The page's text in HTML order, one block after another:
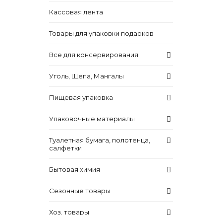
Кассовая лента
Товары для упаковки подарков
Все для консервирования
Уголь, Щепа, Мангалы
Пищевая упаковка
Упаковочные материалы
Туалетная бумага, полотенца,
салфетки
Бытовая химия
Сезонные товары
Хоз. товары